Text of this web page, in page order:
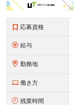
応募資格
給与
勤務地
働き方
残業時間